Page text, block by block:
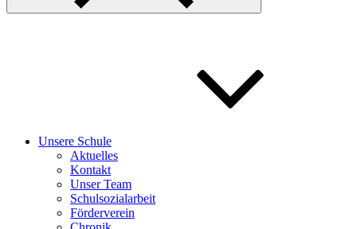
Unsere Schule
Aktuelles
Kontakt
Unser Team
Schulsozialarbeit
Förderverein